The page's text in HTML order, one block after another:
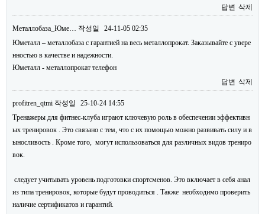
답변 삭제
Металлобаза_Юме… 작성일
24-11-05 02:35
Юметалл – металлобаза с гарантией на весь металлопрокат. Заказывайте с увере
нностью в качестве и надежности.
Юметалл - металлопрокат телефон
답변 삭제
profitren_qtmi 작성일
25-10-24 14:55
Тренажеры для фитнес-клуба играют ключевую роль в обеспечении эффективн
ых тренировок . Это связано с тем, что с их помощью можно развивать силу и в
ыносливость . Кроме того, могут использоваться для различных видов трениро
вок.
следует учитывать уровень подготовки спортсменов. Это включает в себя анал
из типа тренировок, которые будут проводиться . Также необходимо проверить
наличие сертификатов и гарантий.